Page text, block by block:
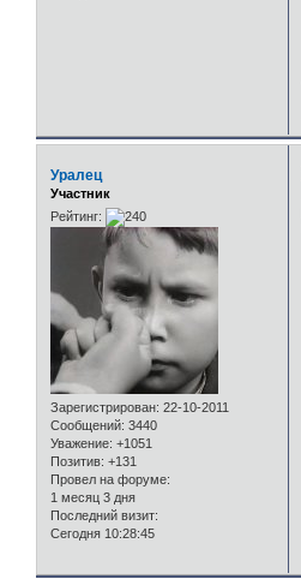
Уралец
Участник
Рейтинг:
Зарегистрирован: 22-10-2011
Сообщений: 3440
Уважение: +1051
Позитив: +131
Провел на форуме:
1 месяц 3 дня
Последний визит:
Сегодня 10:28:45